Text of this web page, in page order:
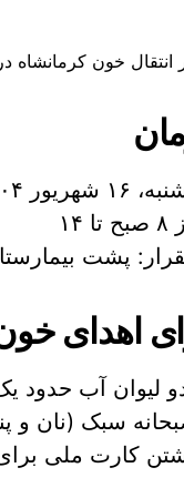
انتقال خون کرمانشاه
۱۴۰۴
پشت
اهدای
لیوان آب حدود
سبک (نان و
کارت ملی